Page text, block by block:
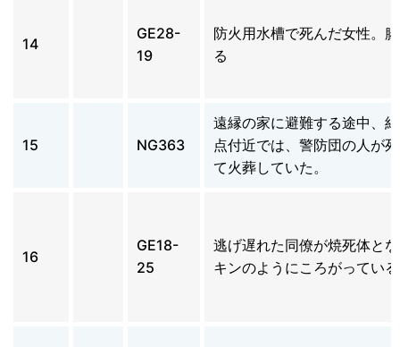
14
GE28-
19
防火用水槽で死んだ女性。
る
15 NG363
遠縁の家に避難する途中、
点付近では、警防団の人が
て火葬していた。
16
GE18-
25
逃げ遅れた同僚が焼死体と
キンのようにころがってい